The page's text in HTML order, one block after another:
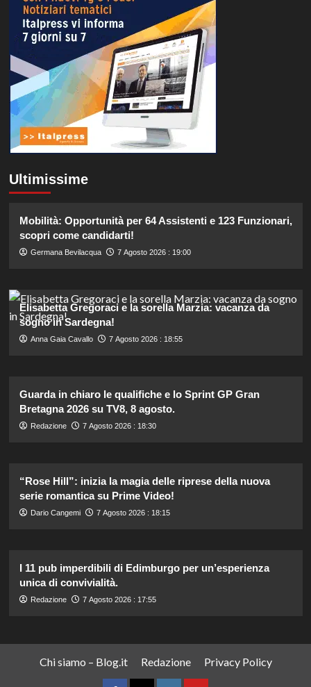
Ultimissime
Mobilità: Opportunità per 64 Assistenti e 123 Funzionari,
scopri come candidarti!
Germana Bevilacqua 7 Agosto 2026 : 19:00
Elisabetta Gregoraci e la sorella Marzia: vacanza da
sogno in Sardegna!
Anna Gaia Cavallo 7 Agosto 2026 : 18:55
Guarda in chiaro le qualifiche e lo Sprint GP Gran
Bretagna 2026 su TV8, 8 agosto.
Redazione 7 Agosto 2026 : 18:30
“Rose Hill”: inizia la magia delle riprese della nuova
serie romantica su Prime Video!
Dario Cangemi 7 Agosto 2026 : 18:15
I 11 pub imperdibili di Edimburgo per un’esperienza
unica di convivialità.
Redazione 7 Agosto 2026 : 17:55
Chi siamo – Blog.it Redazione Privacy Policy